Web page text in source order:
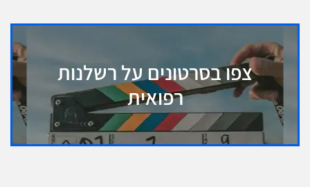
צפו בסרטונים על רשלנות
רפואית